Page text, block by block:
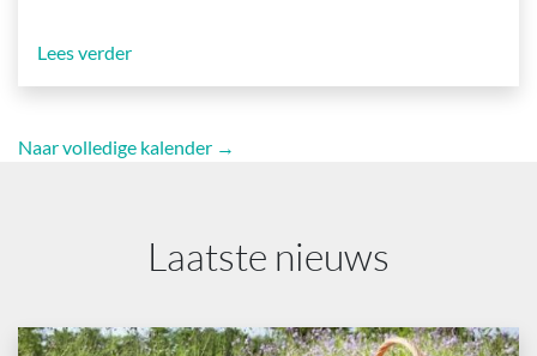
Lees verder
Naar volledige kalender →
Laatste nieuws